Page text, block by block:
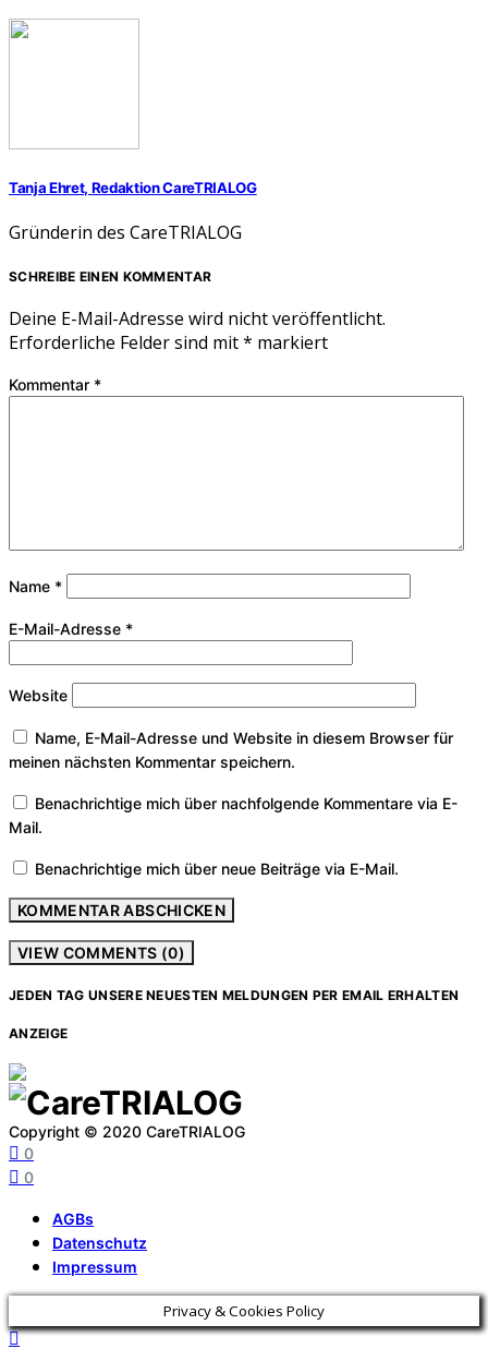
Tanja Ehret, Redaktion CareTRIALOG
Gründerin des CareTRIALOG
SCHREIBE EINEN KOMMENTAR
Deine E-Mail-Adresse wird nicht veröffentlicht.
Erforderliche Felder sind mit* markiert
Kommentar *
Name *
E-Mail-Adresse *
Website
Name, E-Mail-Adresse und Website in diesem Browser für
meinen nächsten Kommentar speichern.
Benachrichtige mich über nachfolgende Kommentare via E-
Mail.
Benachrichtige mich über neue Beiträge via E-Mail.
VIEW COMMENTS (0)
JEDEN TAG UNSERE NEUESTEN MELDUNGEN PER EMAIL ERHALTEN
ANZEIGE
Copyright © 2020 CareTRIALOG
0
0
AGBs
Datenschutz
Impressum
Privacy & Cookies Policy